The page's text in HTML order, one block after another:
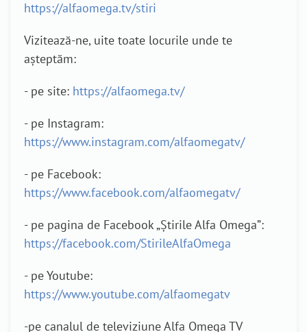
https://alfaomega.tv/stiri
Vizitează-ne, uite toate locurile unde te
așteptăm:
- pe site: https://alfaomega.tv/
- pe Instagram:
https://www.instagram.com/alfaomegatv/
- pe Facebook:
https://www.facebook.com/alfaomegatv/
- pe pagina de Facebook „Știrile Alfa Omega”:
https://facebook.com/StirileAlfaOmega
- pe Youtube:
https://www.youtube.com/alfaomegatv
-pe canalul de televiziune Alfa Omega TV